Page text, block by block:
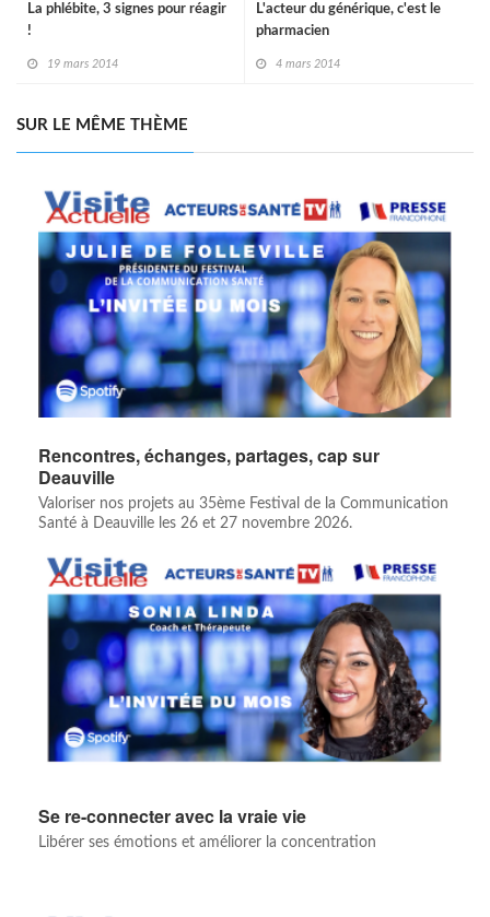
L'acteur du générique, c'est le
pharmacien
4 mars 2014
La phlébite, 3 signes pour réagir
!
19 mars 2014
SUR LE MÊME THÈME
Rencontres, échanges, partages, cap sur
Deauville
Valoriser nos projets au 35ème Festival de la Communication
Santé à Deauville les 26 et 27 novembre 2026.
Se re-connecter avec la vraie vie
Libérer ses émotions et améliorer la concentration